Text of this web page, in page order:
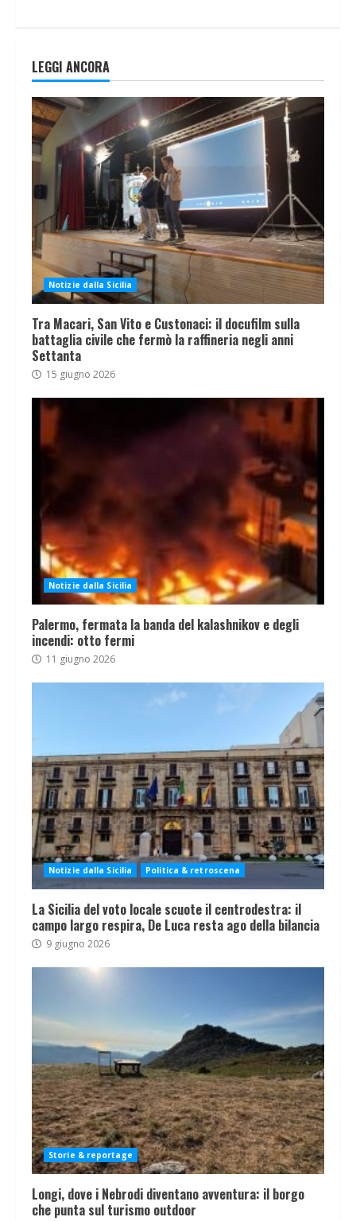
LEGGI ANCORA
Notizie dalla Sicilia
Tra Macari, San Vito e Custonaci: il docufilm sulla
battaglia civile che fermò la raffineria negli anni
Settanta
15 giugno 2026
Notizie dalla Sicilia
Palermo, fermata la banda del kalashnikov e degli
incendi: otto fermi
11 giugno 2026
Notizie dalla Sicilia Politica & retroscena
La Sicilia del voto locale scuote il centrodestra: il
campo largo respira, De Luca resta ago della bilancia
9 giugno 2026
Storie & reportage
Longi, dove i Nebrodi diventano avventura: il borgo
che punta sul turismo outdoor